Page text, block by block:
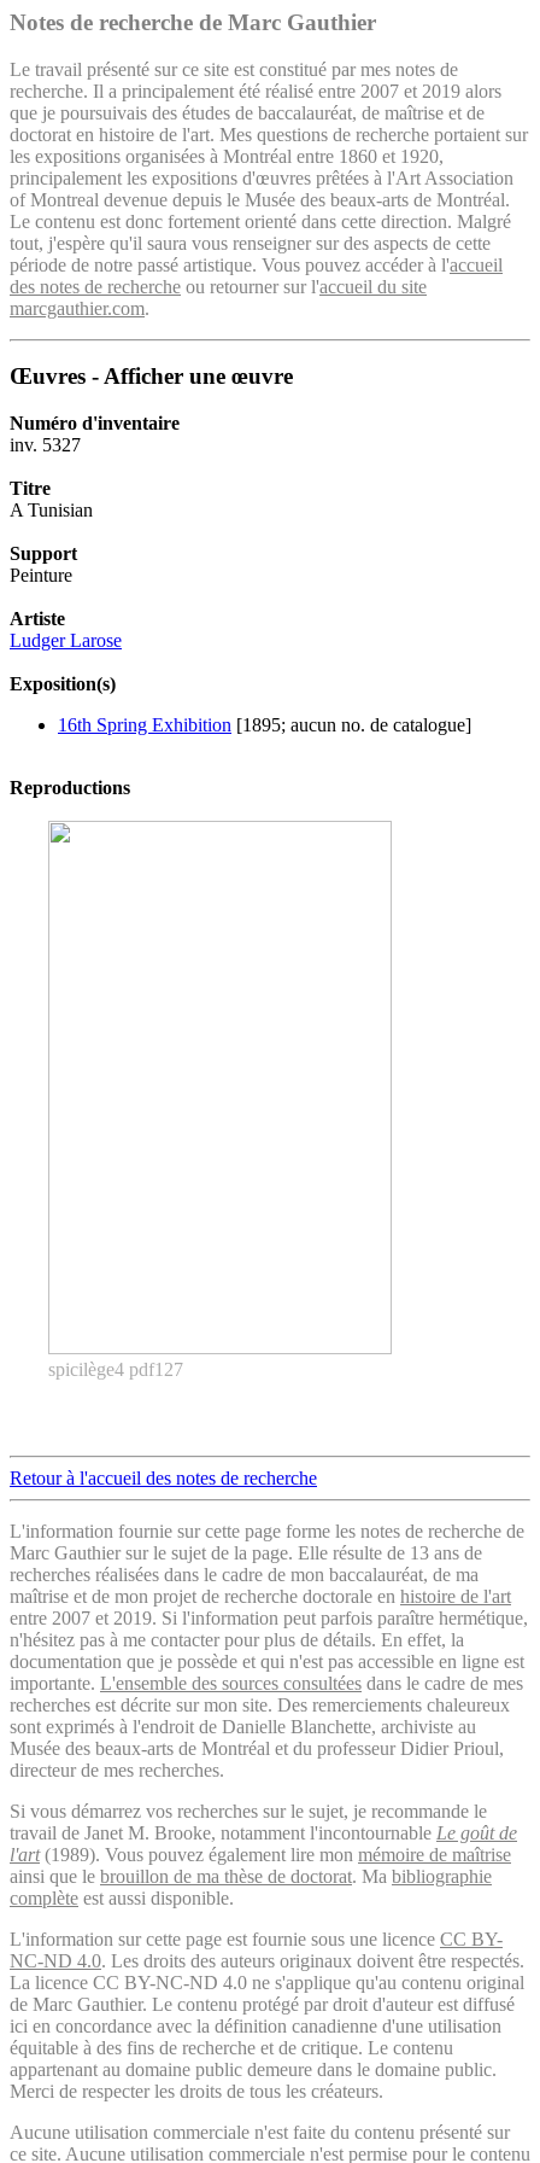
Notes de recherche de Marc Gauthier
Le travail présenté sur ce site est constitué par mes notes de
recherche. Il a principalement été réalisé entre 2007 et 2019 alors
que je poursuivais des études de baccalauréat, de maîtrise et de
doctorat en histoire de l'art. Mes questions de recherche portaient sur
les expositions organisées à Montréal entre 1860 et 1920,
principalement les expositions d'œuvres prêtées à l'Art Association
of Montreal devenue depuis le Musée des beaux-arts de Montréal.
Le contenu est donc fortement orienté dans cette direction. Malgré
tout, j'espère qu'il saura vous renseigner sur des aspects de cette
période de notre passé artistique. Vous pouvez accéder à l'accueil
des notes de recherche ou retourner sur l'accueil du site
marcgauthier.com.
Œuvres - Afficher une œuvre
Numéro d'inventaire
inv. 5327
Titre
A Tunisian
Support
Peinture
Artiste
Ludger Larose
Exposition(s)
16th Spring Exhibition [1895; aucun no. de catalogue]
Reproductions
spicilège4 pdf127
Retour à l'accueil des notes de recherche
L'information fournie sur cette page forme les notes de recherche de
Marc Gauthier sur le sujet de la page. Elle résulte de 13 ans de
recherches réalisées dans le cadre de mon baccalauréat, de ma
maîtrise et de mon projet de recherche doctorale en histoire de l'art
entre 2007 et 2019. Si l'information peut parfois paraître hermétique,
n'hésitez pas à me contacter pour plus de détails. En effet, la
documentation que je possède et qui n'est pas accessible en ligne est
importante. L'ensemble des sources consultées dans le cadre de mes
recherches est décrite sur mon site. Des remerciements chaleureux
sont exprimés à l'endroit de Danielle Blanchette, archiviste au
Musée des beaux-arts de Montréal et du professeur Didier Prioul,
directeur de mes recherches.
Si vous démarrez vos recherches sur le sujet, je recommande le
travail de Janet M. Brooke, notamment l'incontournable Le goût de
l'art(1989). Vous pouvez également lire mon mémoire de maîtrise
ainsi que le brouillon de ma thèse de doctorat. Ma bibliographie
complète est aussi disponible.
L'information sur cette page est fournie sous une licence CC BY-
NC-ND 4.0. Les droits des auteurs originaux doivent être respectés.
La licence CC BY-NC-ND 4.0 ne s'applique qu'au contenu original
de Marc Gauthier. Le contenu protégé par droit d'auteur est diffusé
ici en concordance avec la définition canadienne d'une utilisation
équitable à des fins de recherche et de critique. Le contenu
appartenant au domaine public demeure dans le domaine public.
Merci de respecter les droits de tous les créateurs.
Aucune utilisation commerciale n'est faite du contenu présenté sur
ce site. Aucune utilisation commerciale n'est permise pour le contenu